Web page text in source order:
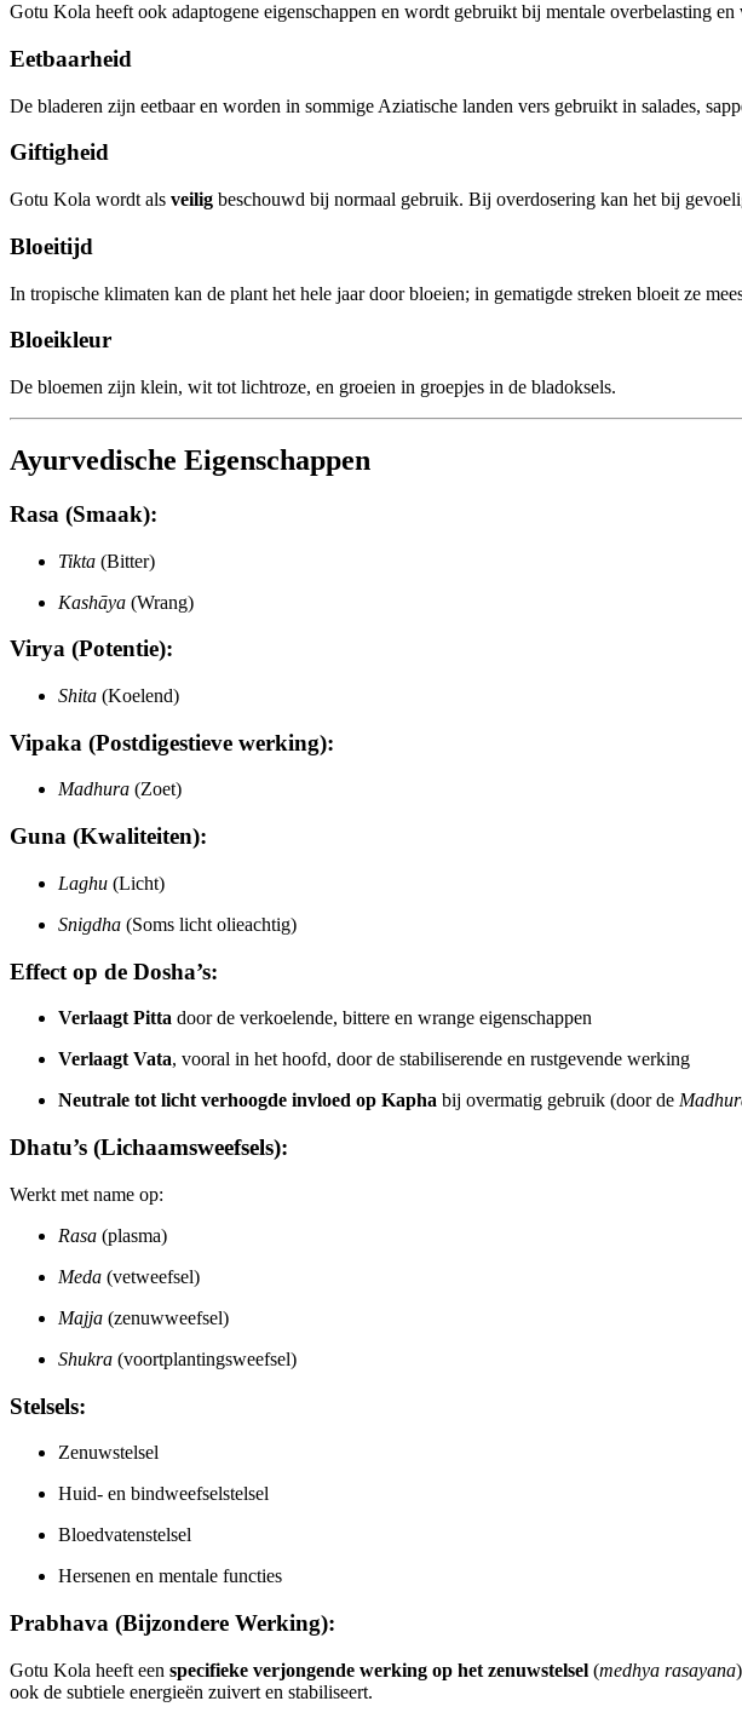
Gotu Kola heeft ook adaptogene eigenschappen en wordt gebruikt bij mentale overbelasting en
Eetbaarheid
De bladeren zijn eetbaar en worden in sommige Aziatische landen vers gebruikt in salades,
Giftigheid
Gotu Kola wordt als veilig beschouwd bij normaal gebruik. Bij overdosering kan het bij
Bloeitijd
In tropische klimaten kan de plant het hele jaar door bloeien; in gematigde streken bloeit ze
Bloeikleur
De bloemen zijn klein, wit tot lichtroze, en groeien in groepjes in de bladoksels.
Ayurvedische Eigenschappen
Rasa (Smaak):
Tikta (Bitter)
Kashāya (Wrang)
Virya (Potentie):
Shita (Koelend)
Vipaka (Postdigestieve werking):
Madhura (Zoet)
Guna (Kwaliteiten):
Laghu (Licht)
Snigdha (Soms licht olieachtig)
Effect op de Dosha’s:
Verlaagt Pitta door de verkoelende, bittere en wrange eigenschappen
Verlaagt Vata, vooral in het hoofd, door de stabiliserende en rustgevende werking
Neutrale tot licht verhoogde invloed op Kapha bij overmatig gebruik (door de
Dhatu’s (Lichaamsweefsels):
Werkt met name op:
Rasa (plasma)
Meda (vetweefsel)
Majja (zenuwweefsel)
Shukra (voortplantingsweefsel)
Stelsels:
Zenuwstelsel
Huid- en bindweefselstelsel
Bloedvatenstelsel
Hersenen en mentale functies
Prabhava (Bijzondere Werking):
Gotu Kola heeft een specifieke verjongende werking op het zenuwstelsel (medhya rasayana
ook de subtiele energieën zuivert en stabiliseert.